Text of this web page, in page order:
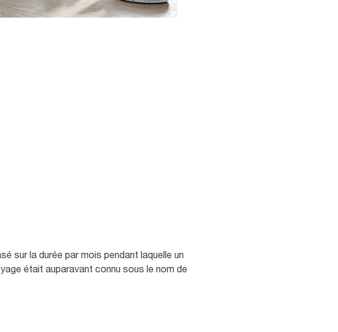
sur la durée par mois pendant laquelle un
était auparavant connu sous le nom de